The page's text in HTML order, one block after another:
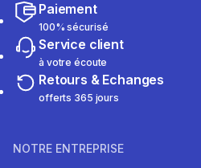
Paiement
100% sécurisé
Service client
à votre écoute
Retours & Echanges
offerts 365 jours
NOTRE ENTREPRISE